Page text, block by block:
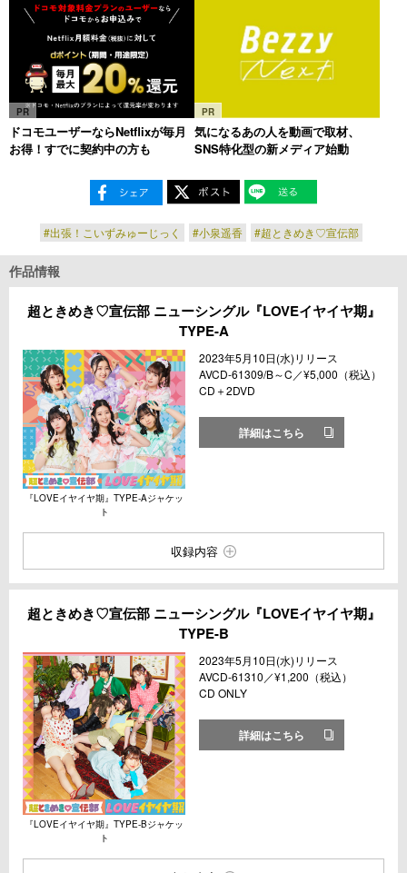
PR
ドコモユーザーならNetflixが毎月
お得！すでに契約中の方も
PR
気になるあの人を動画で取材、
SNS特化型の新メディア始動
#出張！こいずみゅーじっく #小泉遥香 #超ときめき♡宣伝部
作品情報
超ときめき♡宣伝部 ニューシングル『LOVEイヤイヤ期』
TYPE-A
『LOVEイヤイヤ期』TYPE-Aジャケッ
ト
2023年5月10日(水)リリース
AVCD-61309/B～C／¥5,000（税込）
CD＋2DVD
詳細はこちら
収録内容
超ときめき♡宣伝部 ニューシングル『LOVEイヤイヤ期』
TYPE-B
『LOVEイヤイヤ期』TYPE-Bジャケッ
ト
2023年5月10日(水)リリース
AVCD-61310／¥1,200（税込）
CD ONLY
詳細はこちら